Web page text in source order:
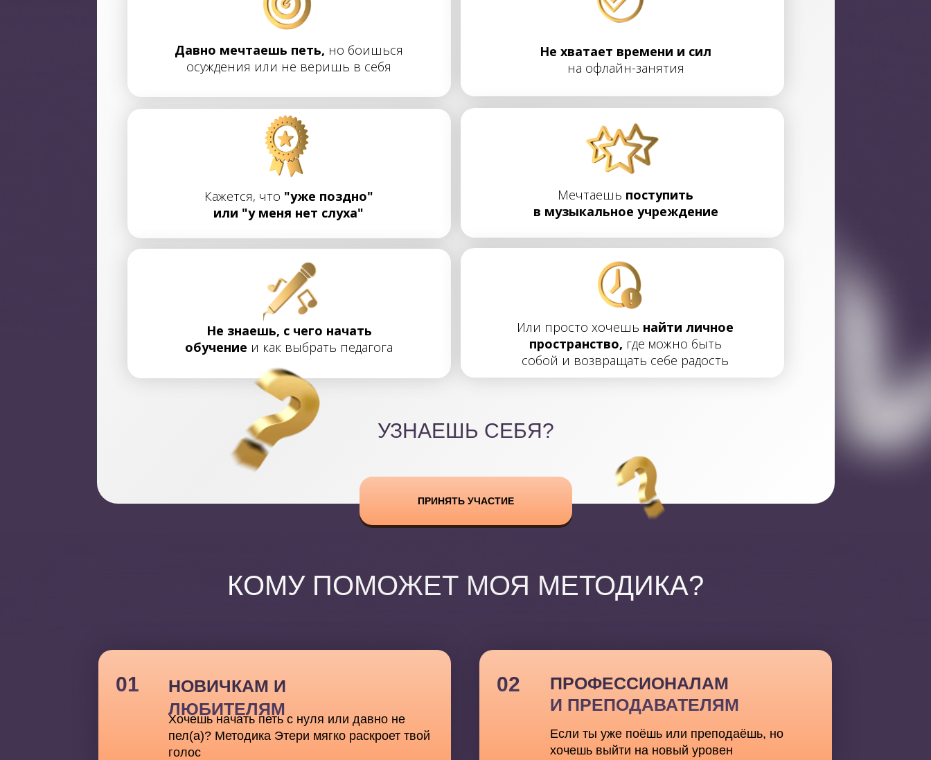
Давно мечтаешь петь, но боишься
осуждения или не веришь в себя
Кажется, что "уже поздно"
или "у меня нет слуха"
Не хватает времени и сил
на офлайн-занятия
Не знаешь, с чего начать
обучение и как выбрать педагога
Мечтаешь поступить
в музыкальное учреждение
УЗНАЕШЬ СЕБЯ?
Или просто хочешь найти личное
пространство, где можно быть
собой и возвращать себе радость
ПРИНЯТЬ УЧАСТИЕ
КОМУ ПОМОЖЕТ МОЯ МЕТОДИКА?
НОВИЧКАМ И
ЛЮБИТЕЛЯМ
01
Хочешь начать петь с нуля или давно не
пел(а)? Методика Этери мягко раскроет твой
голос
ПРОФЕССИОНАЛАМ
И ПРЕПОДАВАТЕЛЯМ
02
Если ты уже поёшь или преподаёшь, но
хочешь выйти на новый уровен